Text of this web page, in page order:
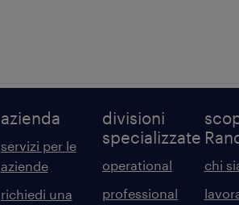
azienda
servizi per le
aziende
richiedi una
divisioni
specializzate
operational
professional
chi